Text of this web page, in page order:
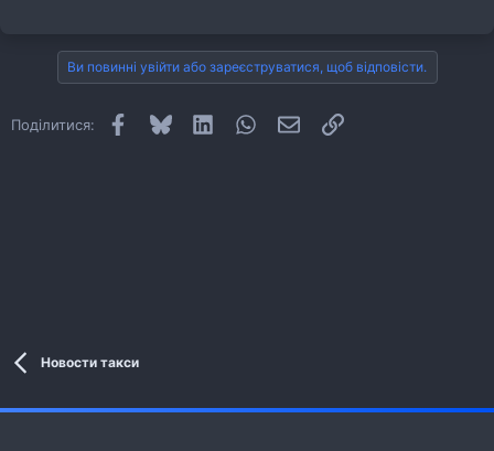
Ви повинні увійти або зареєструватися, щоб відповісти.
Поділитися: Facebook
Bluesky LinkedInWhatsApp
E-mailПосилання
Новости такси